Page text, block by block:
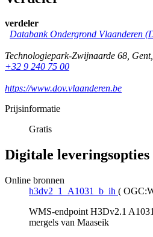
verdeler
Databank Ondergrond Vlaanderen
Technologiepark-Zwijnaarde 68, Gent,
+32 9 240 75 00
https://www.dov.vlaanderen.be
Prijsinformatie
Gratis
Digitale leveringsopties
Online bronnen
h3dv2_1_A1031_b_ih (
WMS-endpoint H3Dv2.1
mergels van Maaseik